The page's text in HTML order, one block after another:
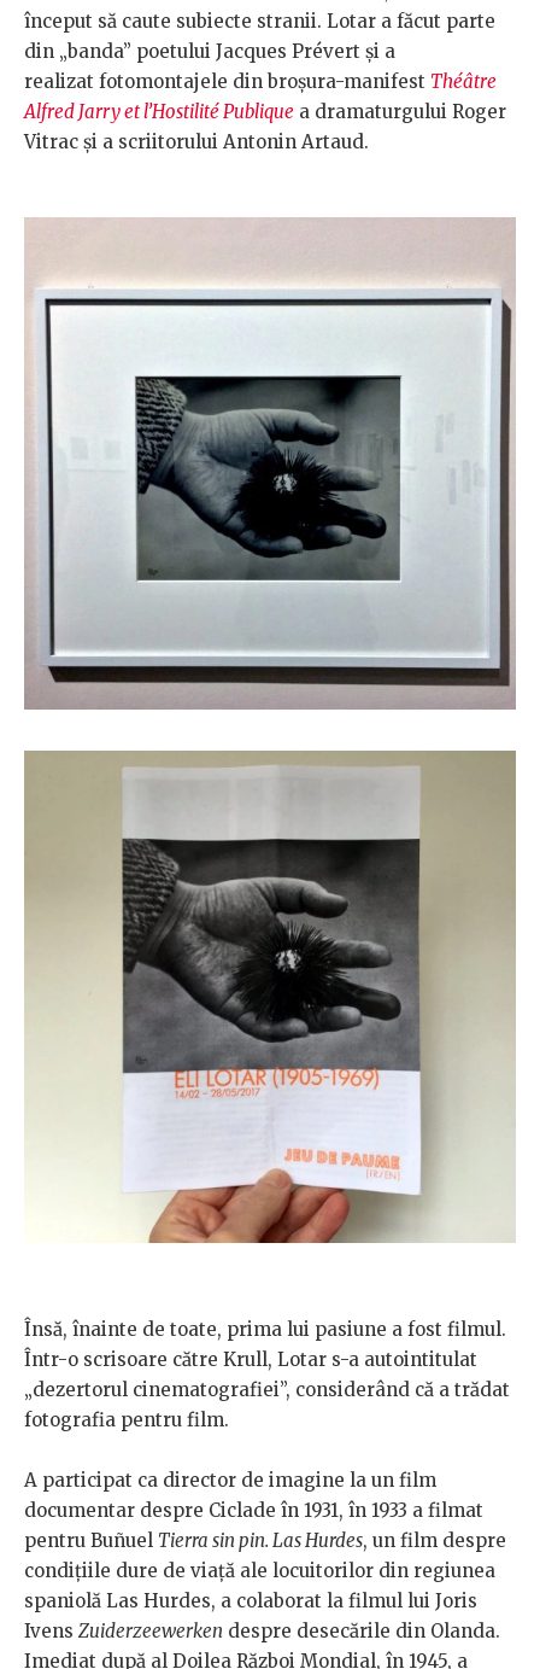
început să caute subiecte stranii. Lotar a făcut parte
din „banda” poetului Jacques Prévert şi a
realizat fotomontajele din broşura-manifest Théâtre
Alfred Jarry et l’Hostilité Publique a dramaturgului Roger
Vitrac şi a scriitorului Antonin Artaud.
Însă, înainte de toate, prima lui pasiune a fost filmul.
Într-o scrisoare către Krull, Lotar s-a autointitulat
„dezertorul cinematografiei”, considerând că a trădat
fotografia pentru film.
A participat ca director de imagine la un film
documentar despre Ciclade în 1931, în 1933 a filmat
pentru Buñuel Tierra sin pin. Las Hurdes, un film despre
condiţiile dure de viaţă ale locuitorilor din regiunea
spaniolă Las Hurdes, a colaborat la filmul lui Joris
Ivens Zuiderzeewerken despre desecările din Olanda.
Imediat după al Doilea Război Mondial, în 1945, a